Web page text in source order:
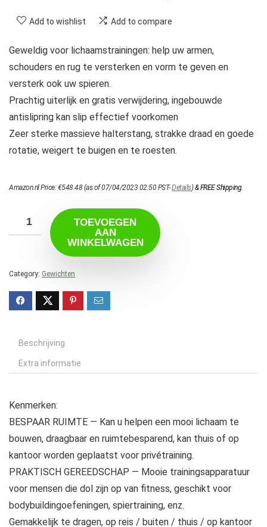
Add to wishlist Add to compare
Geweldig voor lichaamstrainingen: help uw armen,
schouders en rug te versterken en vorm te geven en
versterk ook uw spieren.
Prachtig uiterlijk en gratis verwijdering, ingebouwde
antislipring kan slip effectief voorkomen
Zeer sterke massieve halterstang, strakke draad en goede
rotatie, weigert te buigen en te roesten.
Amazon.nl Price:€548.48(as of 07/04/2023 02:50 PST-Details)&FREE Shipping.
TOEVOEGEN
AAN
WINKELWAGEN
Category: Gewichten
Beschrijving
Extra informatie
Kenmerken:
BESPAAR RUIMTE — Kan u helpen een mooi lichaam te
bouwen, draagbaar en ruimtebesparend, kan thuis of op
kantoor worden geplaatst voor privétraining.
PRAKTISCH GEREEDSCHAP — Mooie trainingsapparatuur
voor mensen die dol zijn op van fitness, geschikt voor
bodybuildingoefeningen, spiertraining, enz.
Gemakkelijk te dragen, op reis / buiten / thuis / op kantoor